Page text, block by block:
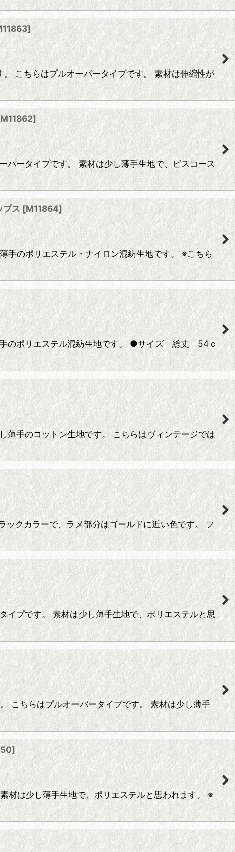
]
こちらはプルオーバータイプです。 素材は伸縮性が
M11862]
バータイプです。 素材は少し薄手生地で、ビスコース
プス[M11864]
手のポリエステル・ナイロン混紡生地です。 ※こちら
手のポリエステル混紡生地です。 ●サイズ 総丈 54ｃ
薄手のコットン生地です。 こちらはヴィンテージでは
クカラーで、ラメ部分はゴールドに近い色です。 フ
イプです。 素材は少し薄手生地で、ポリエステルと思
こちらはプルオーバータイプです。 素材は少し薄手
]
材は少し薄手生地で、ポリエステルと思われます。 ※